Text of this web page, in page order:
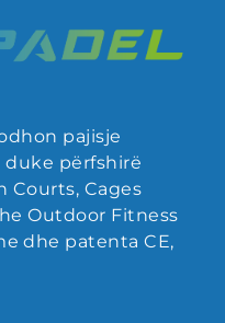
pajisje
përfshirë
Courts, Cages
Outdoor Fitness
dhe patenta CE,